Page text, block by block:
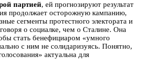
партией, ей прогнозируют результат
продолжает осторожную кампанию,
сегменты протестного электората и
о социалке, чем о Сталине. Она
стать бенефициаром «умного
с ним не солидаризуясь. Понятно,
актуальна для